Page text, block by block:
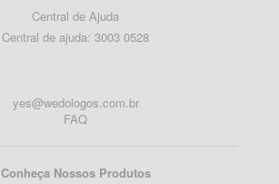
Central de Ajuda
Central de ajuda: 3003 0528
yes@wedologos.com.br
FAQ
Conheça Nossos Produtos